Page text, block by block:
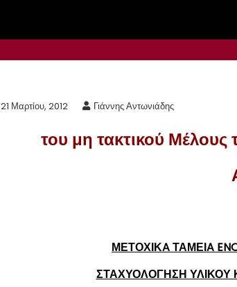
21 Μαρτίου, 2012 Γιάννης Αντωνιάδης
του μη τακτικού
ΜΕΤΟΧΙΚA ΤΑΜΕΙA
ΣΤΑΧΥΟΛΟΓΗΣΗ ΥΛΙΚΟΥ